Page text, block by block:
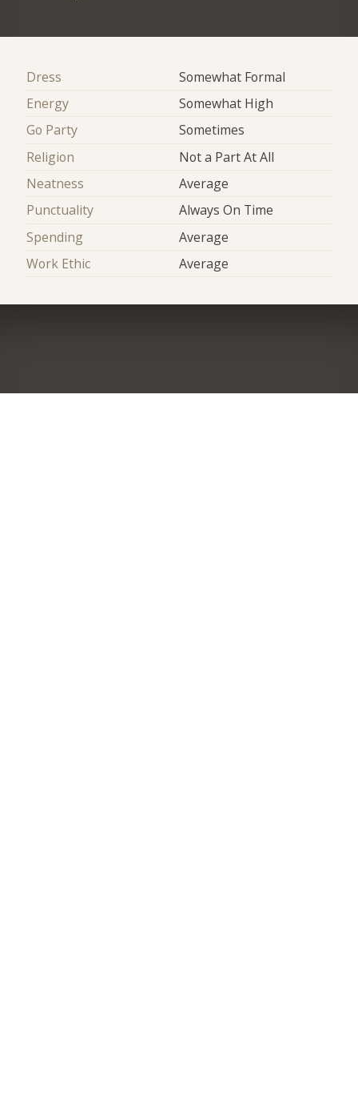
Dress
Somewhat Formal
Energy
Somewhat High
Go Party
Sometimes
Religion
Not a Part At All
Neatness
Average
Punctuality
Always On Time
Spending
Average
Work Ethic
Average